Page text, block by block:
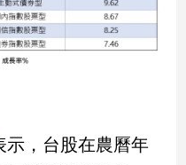
示，台股在農曆年